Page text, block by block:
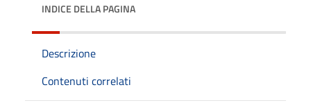
INDICE DELLA PAGINA
Descrizione
Contenuti correlati